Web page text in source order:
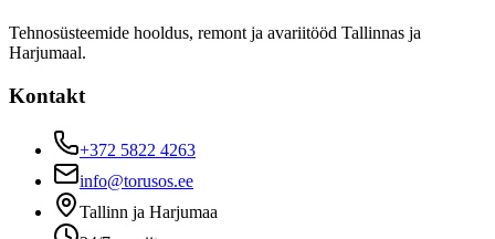
Tehnosüsteemide hooldus, remont ja avariitööd Tallinnas ja
Harjumaal.
Kontakt
+372 5822 4263
info@torusos.ee
Tallinn ja Harjumaa